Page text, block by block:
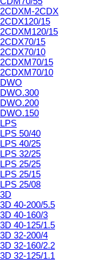
2CDXM-2CDX
2CDX120/15
2CDXM120/15
2CDX70/15
2CDX70/10
2CDXM70/15
2CDXM70/10
DWO
DWO.300
DWO.200
DWO.150
LPS
LPS 50/40
LPS 40/25
LPS 32/25
LPS 25/25
LPS 25/15
LPS 25/08
3D
3D 40-200/5.5
3D 40-160/3
3D 40-125/1.5
3D 32-200/4
3D 32-160/2.2
3D 32-125/1.1